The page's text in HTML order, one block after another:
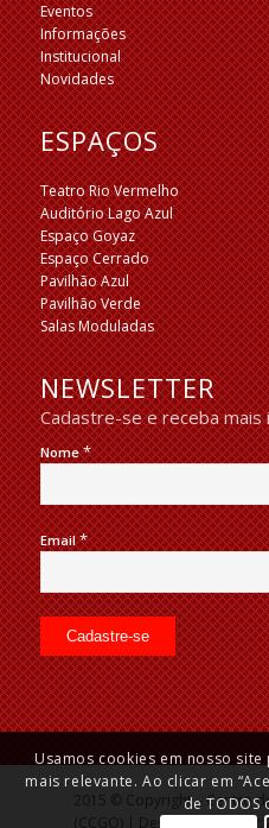
Eventos
Informações
Institucional
Novidades
ESPAÇOS
Teatro Rio Vermelho
Auditório Lago Azul
Espaço Goyaz
Espaço Cerrado
Pavilhão Azul
Pavilhão Verde
Salas Moduladas
NEWSLETTER
Cadastre-se e receba mais
Nome*
Email*
2015 © Copyright – Centro
(CCGO) | Desenvolvido por:
Usamos cookies em nosso
mais relevante. Ao clicar em
de TODOS